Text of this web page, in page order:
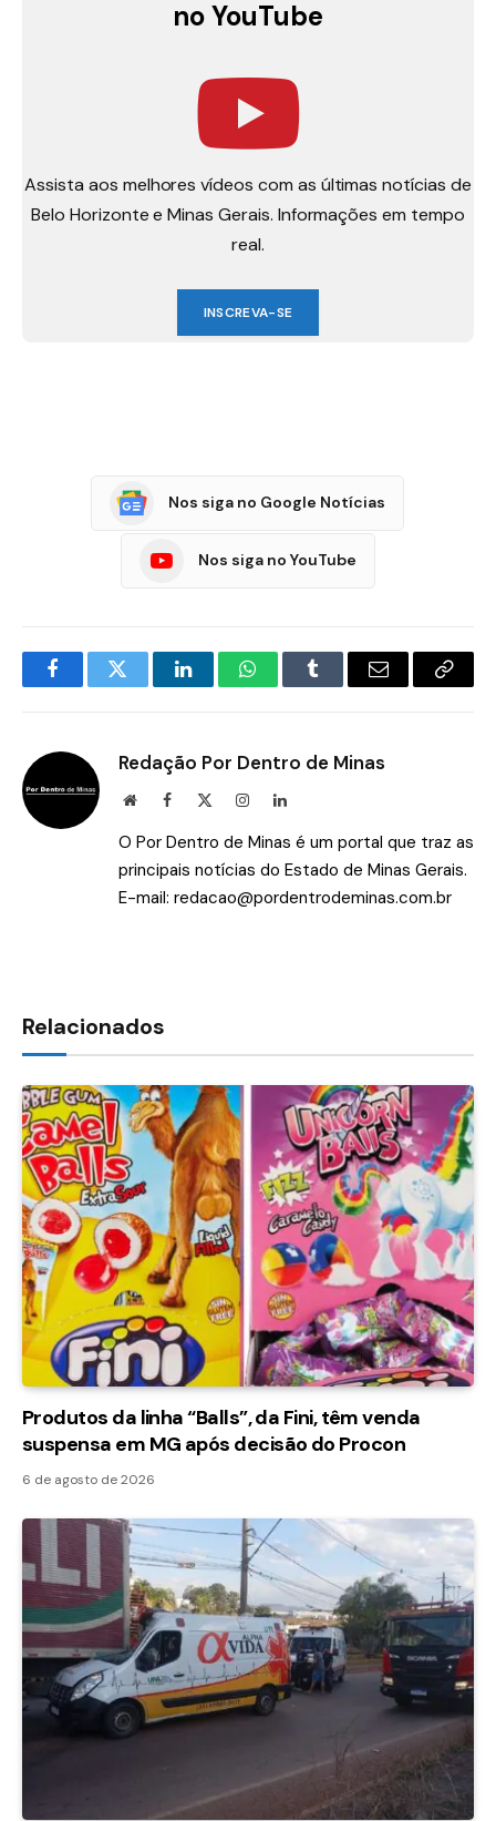
no YouTube
Assista aos melhores vídeos com as últimas notícias de
Belo Horizonte e Minas Gerais. Informações em tempo
real.
INSCREVA-SE
Nos siga no Google Notícias
Nos siga no YouTube
FacebookTwitter LinkedInWhatsAppTumblr E-
Copiar
Redação Por Dentro de Minas
Site Facebook InstagramLinkedIn
O Por Dentro de Minas é um portal que traz as
principais notícias do Estado de Minas Gerais.
E-mail: redacao@pordentrodeminas.com.br
Relacionados
Produtos da linha “Balls”, da Fini, têm venda
suspensa em MG após decisão do Procon
6 de agosto de 2026